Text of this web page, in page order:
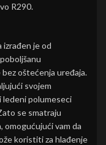
R290.
izrađen je od
oštećenja uređaja.
svojem
ledeni polumeseci
se smatraju
omogućujući vam da
koristiti za hlađenje